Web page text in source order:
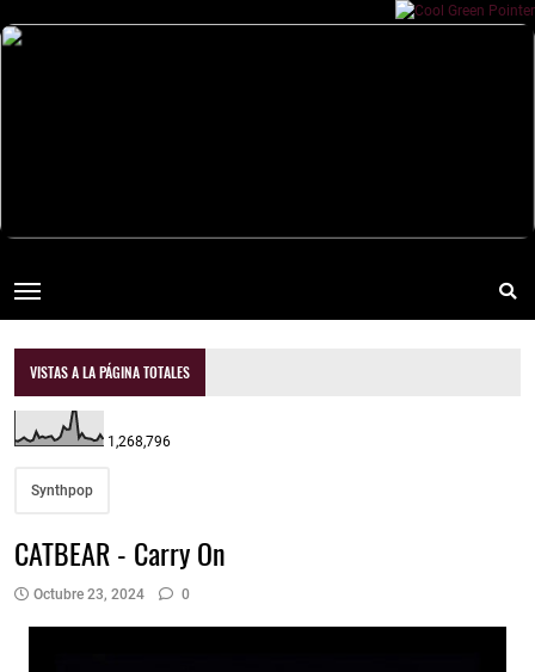
VISTAS A LA PÁGINA TOTALES
1,268,796
Synthpop
CATBEAR - Carry On
Octubre 23, 2024 0